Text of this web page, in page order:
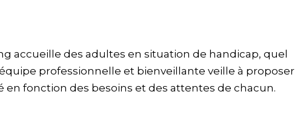
accueille des adultes en situation de handicap, quel
professionnelle et bienveillante veille à proposer
fonction des besoins et des attentes de chacun.